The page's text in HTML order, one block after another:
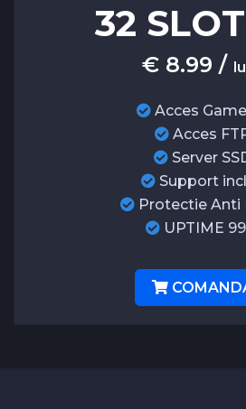
32
€ 8.99 /
Acces
Acces
Server
Support
Protectie Anti
UPTIME